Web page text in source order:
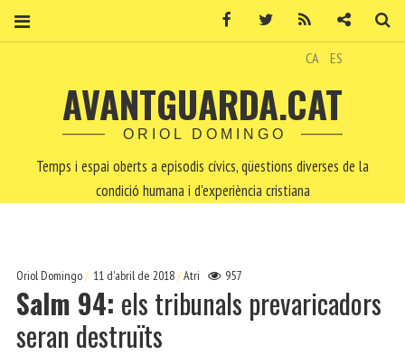
CA ES
AVANTGUARDA.CAT
ORIOL DOMINGO
Temps i espai oberts a episodis cívics, qüestions diverses de la
condició humana i d'experiència cristiana
Oriol Domingo 11 d'abril de 2018 Atri 957
Salm 94: els tribunals prevaricadors
seran destruïts
Facebook Twitter Contacte